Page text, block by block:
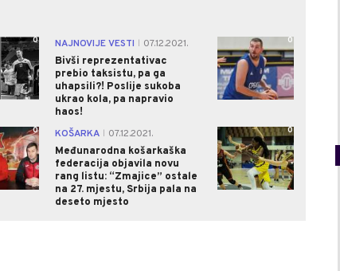
0 NAJNOVIJE VESTI
07.12.2021.
Bivši reprezentativac
prebio taksistu, pa ga
uhapsili?! Poslije sukoba
ukrao kola, pa napravio
haos!
0
0 KOŠARKA
07.12.2021.
Međunarodna košarkaška
federacija objavila novu
rang listu: “Zmajice” ostale
na 27. mjestu, Srbija pala na
deseto mjesto
0